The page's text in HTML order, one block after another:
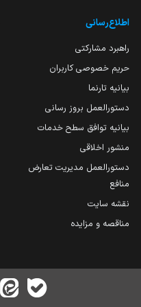
اطلاع‌رسانی
راهبرد مشارکتی
حریم خصوصی کاربران
بیانیه تارنما
دستورالعمل بروز رسانی
بیانیه توافق سطح خدمات
منشور اخلاقی
دستورالعمل مدیریت تعارض
منافع
نقشه سایت
مناقصه و مزایده